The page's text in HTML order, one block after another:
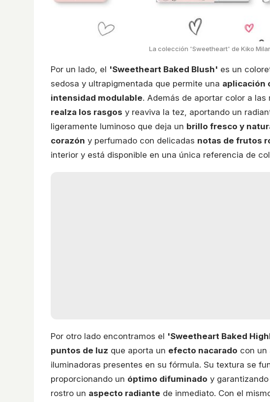
La colección 'Sweetheart' de Kiko
Por un lado, el 'Sweetheart Baked Blush' es un
sedosa y ultrapigmentada que permite una aplicación
intensidad modulable. Además de aportar color a
realza los rasgos y reaviva la tez, aportando un
ligeramente luminoso que deja un brillo fresco y
corazón y perfumado con delicadas notas de frutos
interior y está disponible en una única referencia de
Por otro lado encontramos el 'Sweetheart Baked
puntos de luz que aporta un efecto nacarado con un
iluminadoras presentes en su fórmula. Su textura se
proporcionando un óptimo difuminado y garantizando
rostro un aspecto radiante de inmediato. Con el